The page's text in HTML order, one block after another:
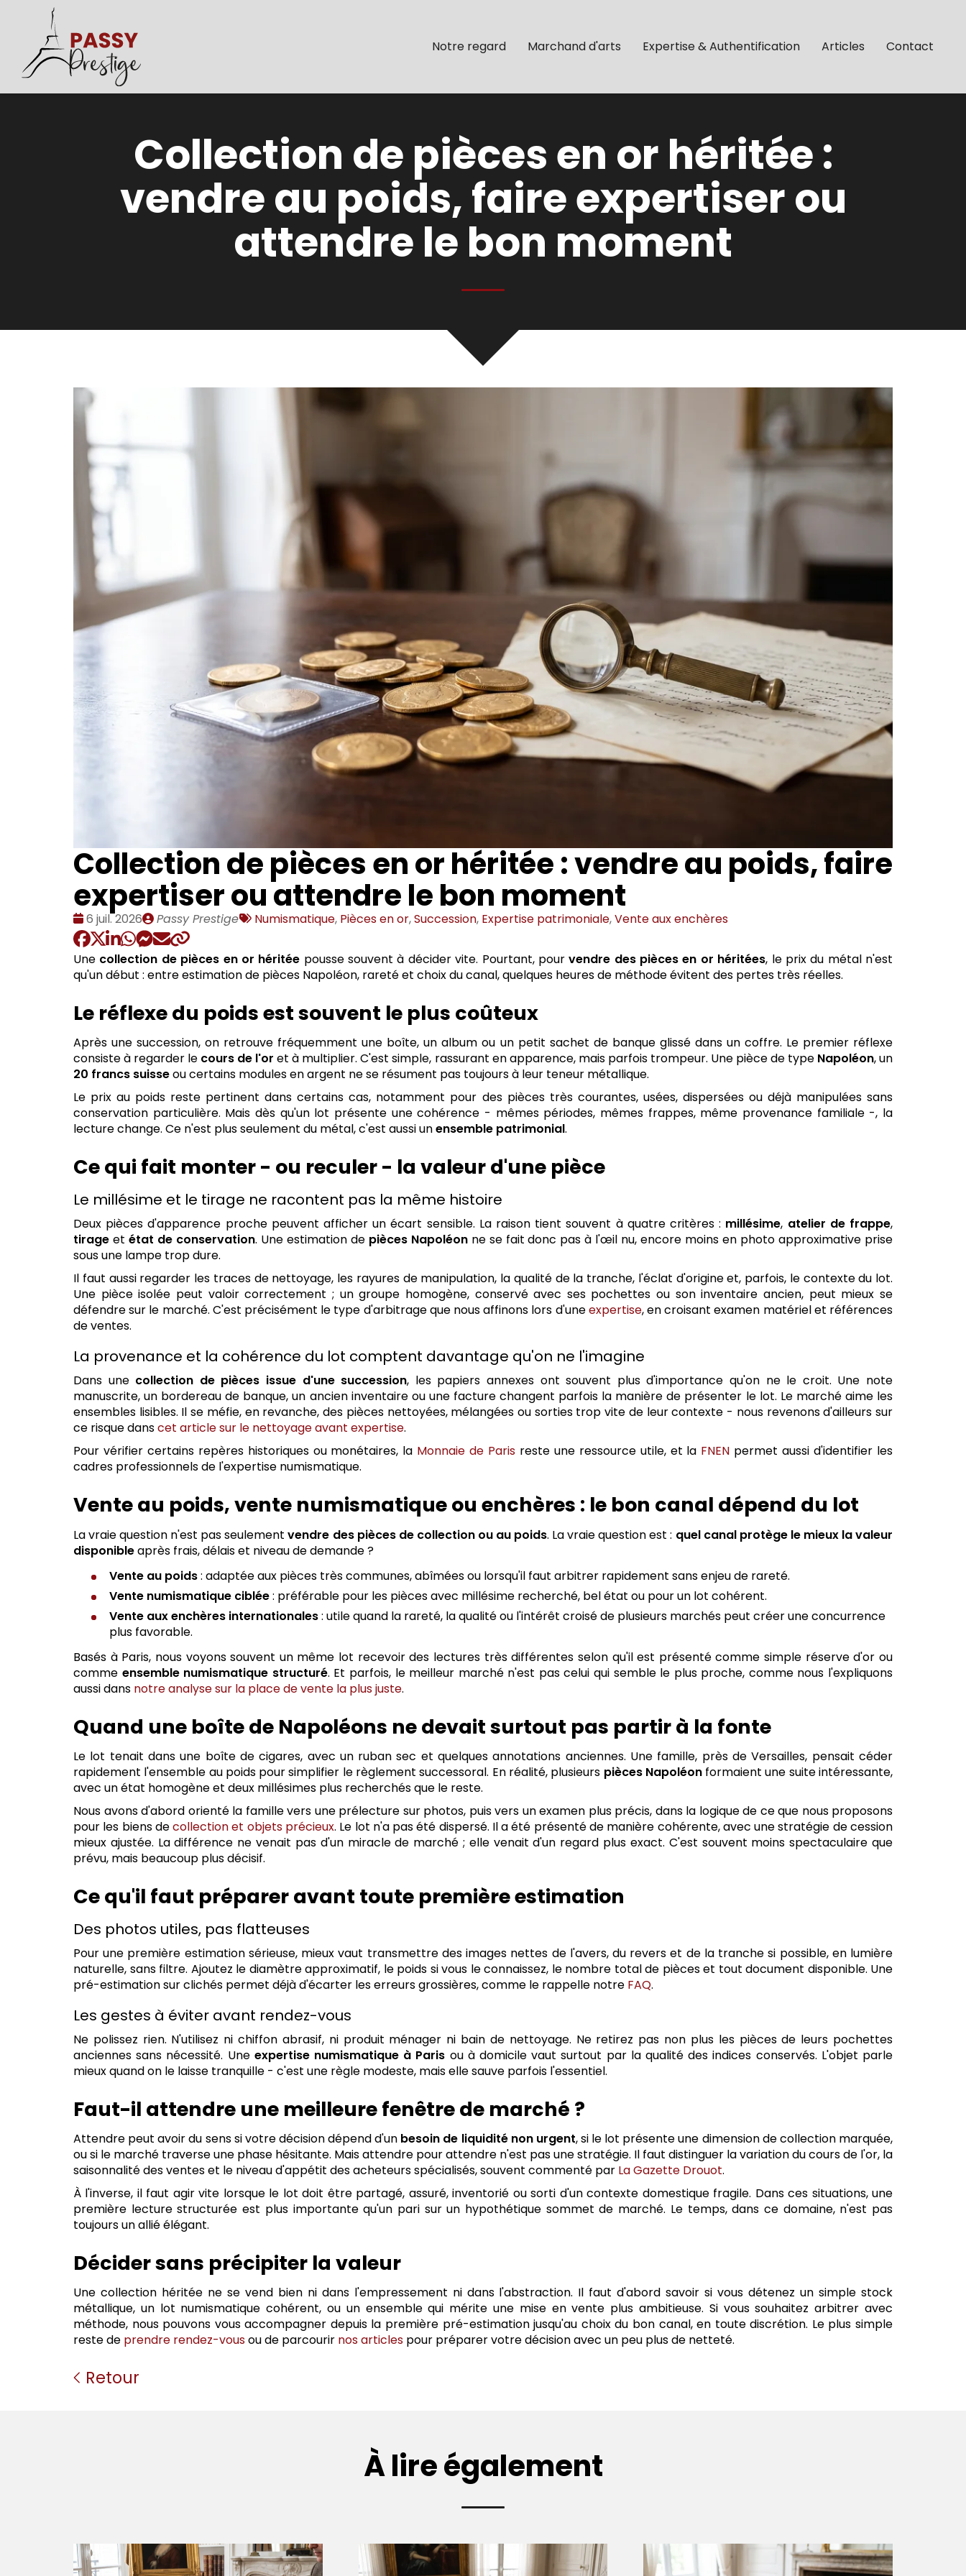
Notre regard Marchand d'arts Expertise & Authentification Articles Contact
Collection de pièces en or héritée :
vendre au poids, faire expertiser ou
attendre le bon moment
Collection de pièces en or héritée : vendre au poids, faire
expertiser ou attendre le bon moment
Date
:
6 juil. 2026
Publié
par
Passy Prestige
Tags
Numismatique, Pièces en or,Succession, Expertise patrimoniale,Vente aux enchères
Une collection de pièces en or héritée pousse souvent à décider vite. Pourtant, pourvendre des pièces en or héritées, le prix du métal n'est
qu'un début : entre estimation de pièces Napoléon, rareté et choix du canal, quelques heures de méthode évitent des pertes très réelles.
Le réflexe du poids est souvent le plus coûteux
Après une succession, on retrouve fréquemment une boîte, un album ou un petit sachet de banque glissé dans un coffre. Le premier réflexe
consiste à regarder le cours de l'or et à multiplier. C'est simple, rassurant en apparence, mais parfois trompeur. Une pièce de type Napoléon, un
20 francs suisseou certains modules en argent ne se résument pas toujours à leur teneur métallique.
Le prix au poids reste pertinent dans certains cas, notamment pour des pièces très courantes, usées, dispersées ou déjà manipulées sans
conservation particulière. Mais dès qu'un lot présente une cohérence - mêmes périodes, mêmes frappes, même provenance familiale -, la
lecture change. Ce n'est plus seulement du métal, c'est aussi unensemble patrimonial.
Ce qui fait monter - ou reculer - la valeur d'une pièce
Le millésime et le tirage ne racontent pas la même histoire
Deux pièces d'apparence proche peuvent afficher un écart sensible. La raison tient souvent à quatre critères : millésime, atelier de frappe,
tirage et état de conservation. Une estimation de pièces Napoléonne se fait donc pas à l'œil nu, encore moins en photo approximative prise
sous une lampe trop dure.
Il faut aussi regarder les traces de nettoyage, les rayures de manipulation, la qualité de la tranche, l'éclat d'origine et, parfois, le contexte du lot.
Une pièce isolée peut valoir correctement ; un groupe homogène, conservé avec ses pochettes ou son inventaire ancien, peut mieux se
défendre sur le marché. C'est précisément le type d'arbitrage que nous affinons lors d'uneexpertise, en croisant examen matériel et références
de ventes.
La provenance et la cohérence du lot comptent davantage qu'on ne l'imagine
Dans une collection de pièces issue d'une succession, les papiers annexes ont souvent plus d'importance qu'on ne le croit. Une note
manuscrite, un bordereau de banque, un ancien inventaire ou une facture changent parfois la manière de présenter le lot. Le marché aime les
ensembles lisibles. Il se méfie, en revanche, des pièces nettoyées, mélangées ou sorties trop vite de leur contexte - nous revenons d'ailleurs sur
ce risque danscet article sur le nettoyage avant expertise.
Pour vérifier certains repères historiques ou monétaires, la Monnaie de Paris reste une ressource utile, et la FNEN permet aussi d'identifier les
cadres professionnels de l'expertise numismatique.
Vente au poids, vente numismatique ou enchères : le bon canal dépend du lot
La vraie question n'est pas seulementvendre des pièces de collection ou au poids. La vraie question est : quel canal protège le mieux la valeur
disponibleaprès frais, délais et niveau de demande ?
Vente au poids: adaptée aux pièces très communes, abîmées ou lorsqu'il faut arbitrer rapidement sans enjeu de rareté.
Vente numismatique ciblée: préférable pour les pièces avec millésime recherché, bel état ou pour un lot cohérent.
Vente aux enchères internationales: utile quand la rareté, la qualité ou l'intérêt croisé de plusieurs marchés peut créer une concurrence
plus favorable.
Basés à Paris, nous voyons souvent un même lot recevoir des lectures très différentes selon qu'il est présenté comme simple réserve d'or ou
comme ensemble numismatique structuré. Et parfois, le meilleur marché n'est pas celui qui semble le plus proche, comme nous l'expliquons
aussi dans notre analyse sur la place de vente la plus juste.
Quand une boîte de Napoléons ne devait surtout pas partir à la fonte
Le lot tenait dans une boîte de cigares, avec un ruban sec et quelques annotations anciennes. Une famille, près de Versailles, pensait céder
rapidement l'ensemble au poids pour simplifier le règlement successoral. En réalité, plusieurs pièces Napoléonformaient une suite intéressante,
avec un état homogène et deux millésimes plus recherchés que le reste.
Nous avons d'abord orienté la famille vers une prélecture sur photos, puis vers un examen plus précis, dans la logique de ce que nous proposons
pour les biens decollection et objets précieux. Le lot n'a pas été dispersé. Il a été présenté de manière cohérente, avec une stratégie de cession
mieux ajustée. La différence ne venait pas d'un miracle de marché ; elle venait d'un regard plus exact. C'est souvent moins spectaculaire que
prévu, mais beaucoup plus décisif.
Ce qu'il faut préparer avant toute première estimation
Des photos utiles, pas flatteuses
Pour une première estimation sérieuse, mieux vaut transmettre des images nettes de l'avers, du revers et de la tranche si possible, en lumière
naturelle, sans filtre. Ajoutez le diamètre approximatif, le poids si vous le connaissez, le nombre total de pièces et tout document disponible. Une
pré-estimation sur clichés permet déjà d'écarter les erreurs grossières, comme le rappelle notre FAQ.
Les gestes à éviter avant rendez-vous
Ne polissez rien. N'utilisez ni chiffon abrasif, ni produit ménager ni bain de nettoyage. Ne retirez pas non plus les pièces de leurs pochettes
anciennes sans nécessité. Une expertise numismatique à Paris ou à domicile vaut surtout par la qualité des indices conservés. L'objet parle
mieux quand on le laisse tranquille - c'est une règle modeste, mais elle sauve parfois l'essentiel.
Faut-il attendre une meilleure fenêtre de marché ?
Attendre peut avoir du sens si votre décision dépend d'un besoin de liquidité non urgent, si le lot présente une dimension de collection marquée,
ou si le marché traverse une phase hésitante. Mais attendre pour attendre n'est pas une stratégie. Il faut distinguer la variation du cours de l'or, la
saisonnalité des ventes et le niveau d'appétit des acheteurs spécialisés, souvent commenté par La Gazette Drouot.
À l'inverse, il faut agir vite lorsque le lot doit être partagé, assuré, inventorié ou sorti d'un contexte domestique fragile. Dans ces situations, une
première lecture structurée est plus importante qu'un pari sur un hypothétique sommet de marché. Le temps, dans ce domaine, n'est pas
toujours un allié élégant.
Décider sans précipiter la valeur
Une collection héritée ne se vend bien ni dans l'empressement ni dans l'abstraction. Il faut d'abord savoir si vous détenez un simple stock
métallique, un lot numismatique cohérent, ou un ensemble qui mérite une mise en vente plus ambitieuse. Si vous souhaitez arbitrer avec
méthode, nous pouvons vous accompagner depuis la première pré-estimation jusqu'au choix du bon canal, en toute discrétion. Le plus simple
reste de prendre rendez-vousou de parcourir nos articles pour préparer votre décision avec un peu plus de netteté.
Retour
À lire également